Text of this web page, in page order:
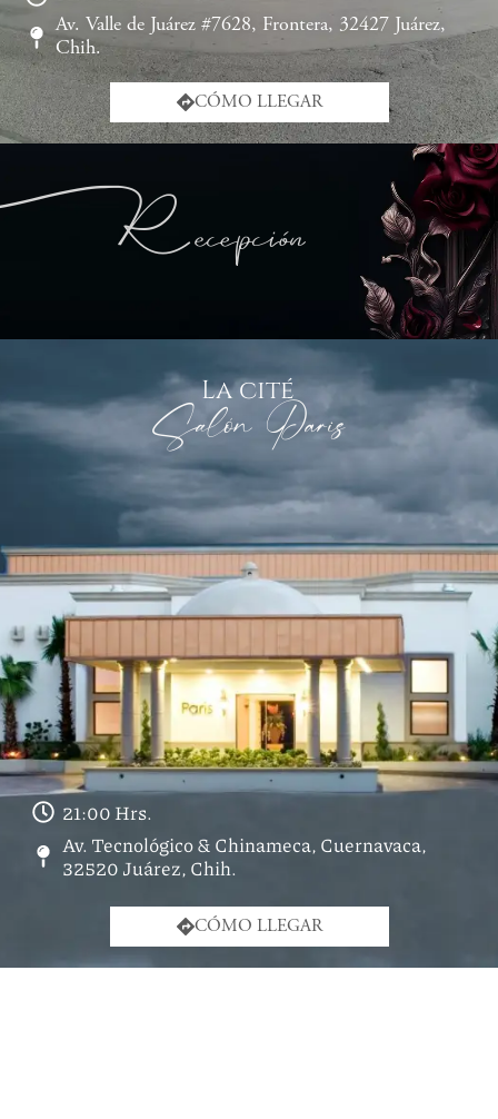
Av. Valle de Juárez #7628, Frontera, 32427 Juárez,
Chih.
CÓMO LLEGAR
ecepción
La cité
Salón Paris
21:00 Hrs.
Av. Tecnológico & Chinameca, Cuernavaca,
32520 Juárez, Chih.
CÓMO LLEGAR